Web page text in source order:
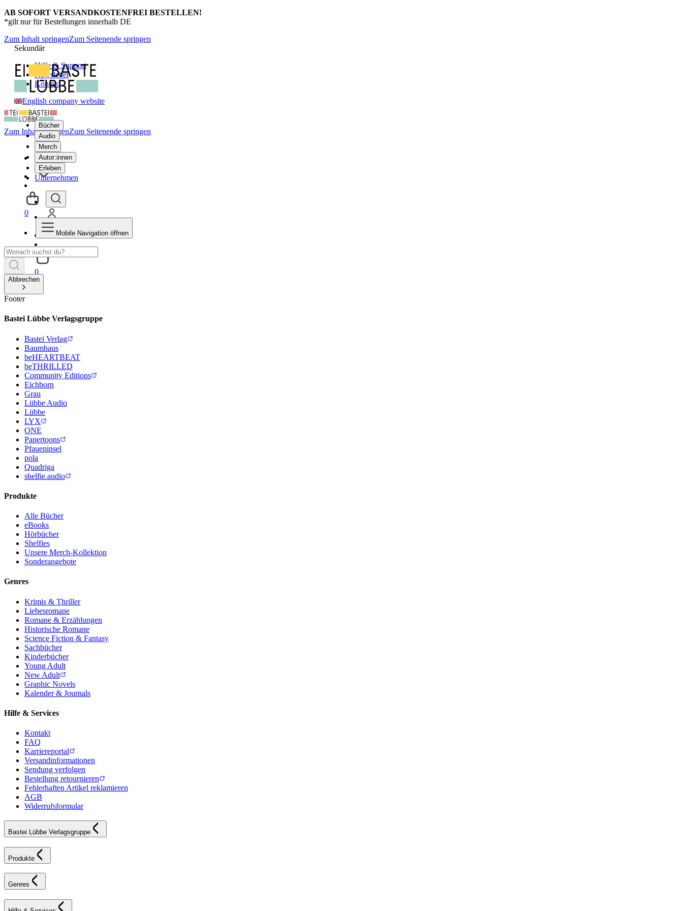
AB SOFORT VERSANDKOSTENFREI BESTELLEN!
*gilt nur für Bestellungen innerhalb DE
Zum Inhalt springenZum Seitenende springen
Sekundär
Hilfe & Support
Newsletter
Kontakt
English company website
Bücher
Audio
Merch
Autor:innen
Erleben
Unternehmen
0
Zum Inhalt springenZum Seitenende springen
0
Mobile Navigation öffnen
Abbrechen
Footer
Bastei Lübbe Verlagsgruppe
Bastei Verlag
Baumhaus
beHEARTBEAT
beTHRILLED
Community Editions
Eichborn
Grau
Lübbe Audio
Lübbe
LYX
ONE
Papertoons
Pfaueninsel
pola
Quadriga
shelfie.audio
Produkte
Alle Bücher
eBooks
Hörbücher
Shelfies
Unsere Merch-Kollektion
Sonderangebote
Genres
Krimis & Thriller
Liebesromane
Romane & Erzählungen
Historische Romane
Science Fiction & Fantasy
Sachbücher
Kinderbücher
Young Adult
New Adult
Graphic Novels
Kalender & Journals
Hilfe & Services
Kontakt
FAQ
Karriereportal
Versandinformationen
Sendung verfolgen
Bestellung retournieren
Fehlerhaften Artikel reklamieren
AGB
Widerrufsformular
Bastei Lübbe Verlagsgruppe
Produkte
Genres